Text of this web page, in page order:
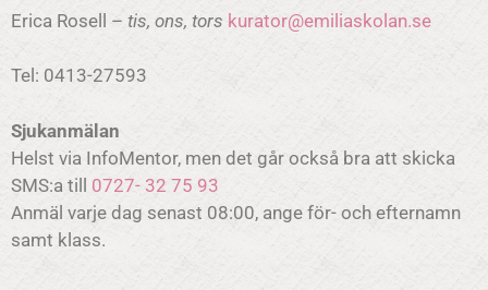
Erica Rosell – tis, ons, tors kurator@emiliaskolan.se
Tel: 0413-27593
Sjukanmälan
Helst via InfoMentor, men det går också bra att skicka
SMS:a till 0727- 32 75 93
Anmäl varje dag senast 08:00, ange för- och efternamn
samt klass.